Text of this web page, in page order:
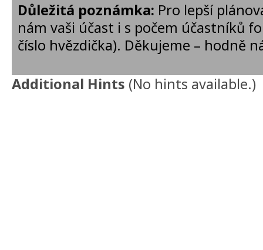
Důležitá poznámka: Pro lepší
nám vaši účast i s počem účastníků
číslo hvězdička). Děkujeme – hodně
Additional Hints (No hints available.)